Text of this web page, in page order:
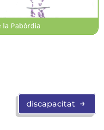
la Pabòrdia
discapacitat →